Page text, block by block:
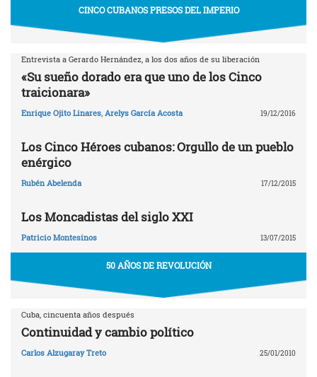
CINCO CUBANOS PRESOS DEL IMPERIO
Entrevista a Gerardo Hernández, a los dos años de su liberación
«Su sueño dorado era que uno de los Cinco
traicionara»
Enrique Ojito Linares, Arelys García Acosta 19/12/2016
Los Cinco Héroes cubanos: Orgullo de un pueblo
enérgico
Rubén Abelenda 17/12/2015
Los Moncadistas del siglo XXI
Patricio Montesinos 13/07/2015
50 AÑOS DE REVOLUCIÓN
Cuba, cincuenta años después
Continuidad y cambio político
Carlos Alzugaray Treto 25/01/2010